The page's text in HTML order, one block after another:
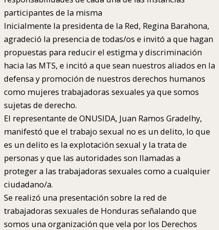
participantes de la misma
Inicialmente la presidenta de la Red, Regina Barahona,
agradeció la presencia de todas/os e invitó a que hagan
propuestas para reducir el estigma y discriminación
hacia las MTS, e incitó a que sean nuestros aliados en la
defensa y promoción de nuestros derechos humanos
como mujeres trabajadoras sexuales ya que somos
sujetas de derecho.
El representante de ONUSIDA, Juan Ramos Gradelhy,
manifestó que el trabajo sexual no es un delito, lo que
es un delito es la explotación sexual y la trata de
personas y que las autoridades son llamadas a
proteger a las trabajadoras sexuales como a cualquier
ciudadano/a.
Se realizó una presentación sobre la red de
trabajadoras sexuales de Honduras señalando que
somos una organización que vela por los Derechos